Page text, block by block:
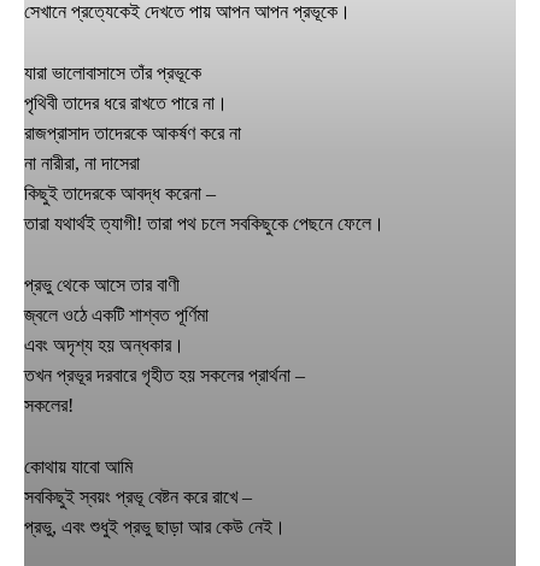
সেখানে প্রত্যেকেই দেখতে পায় আপন আপন প্রভূকে।
যারা ভালোবাসাসে তাঁর প্রভূকে
পৃথিবী তাদের ধরে রাখতে পারে না।
রাজপ্রাসাদ তাদেরকে আকর্ষণ করে না
না নারীরা, না দাসেরা
কিছুই তাদেরকে আবদ্ধ করেনা –
তারা যথার্থই ত্যাগী! তারা পথ চলে সবকিছুকে পেছনে ফেলে।
প্রভু থেকে আসে তার বাণী
জ্বলে ওঠে একটি শাশ্বত পূর্ণিমা
এবং অদৃশ্য হয় অন্ধকার।
তখন প্রভূর দরবারে গৃহীত হয় সকলের প্রার্থনা –
সকলের!
কোথায় যাবো আমি
সবকিছুই স্বয়ং প্রভূ বেষ্টন করে রাখে –
প্রভু, এবং শুধুই প্রভু ছাড়া আর কেউ নেই।